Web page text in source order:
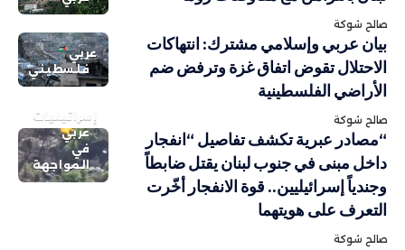
صالح شوكة
عربي
فلسطيني
بيان عربي وإسلامي مشترك: انتهاكات
الاحتلال تقوض اتفاق غزة وترفض ضم
الأراضي الفلسطينية
صالح شوكة
إسرائيليات
عربي
في
المواجهة
“مصادر عبرية تكشف تفاصيل “انفجار
داخل مبنى في جنوب لبنان يقتل ضابطاً
وجندياً إسرائيليين.. قوة الانفجار أخّرت
التعرف على هويتهما
صالح شوكة